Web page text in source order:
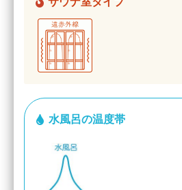
サウナ室タイプ
水風呂の温度帯